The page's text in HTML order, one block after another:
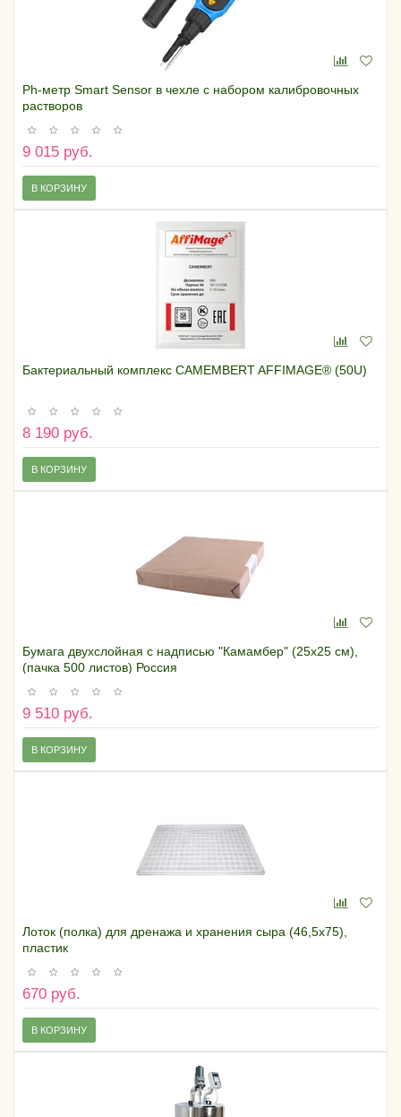
Ph-метр Smart Sensor в чехле с набором калибровочных
растворов
9 015 руб.
В КОРЗИНУ
Бактериальный комплекс CAMEMBERT AFFIMAGE® (50U)
8 190 руб.
В КОРЗИНУ
Бумага двухслойная с надписью "Камамбер" (25х25 см),
(пачка 500 листов) Россия
9 510 руб.
В КОРЗИНУ
Лоток (полка) для дренажа и хранения сыра (46,5х75),
пластик
670 руб.
В КОРЗИНУ